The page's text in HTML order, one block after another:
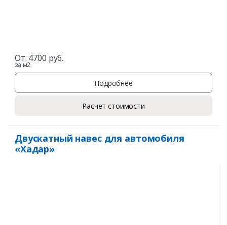
От: 4700 руб.
за м2
Подробнее
Расчет стоимости
Двускатный навес для автомобиля
«Хадар»